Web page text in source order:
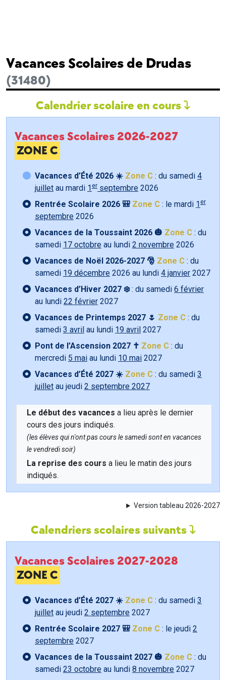
Vacances Scolaires de Drudas
(31480)
Calendrier scolaire en cours
Vacances Scolaires 2026-2027
ZONE C
Vacances d’Été 2026 ☀️ Zone C : du samedi 4
juillet au mardi 1 er septembre 2026
Rentrée Scolaire 2026 🎒 Zone C : le mardi 1 er
septembre 2026
Vacances de la Toussaint 2026 🎃 Zone C : du
samedi 17 octobre au lundi 2 novembre 2026
Vacances de Noël 2026-2027 🎅 Zone C : du
samedi 19 décembre 2026 au lundi 4 janvier 2027
Vacances d’Hiver 2027 ❄️: du samedi 6 février
au lundi 22 février 2027
Vacances de Printemps 2027 🌷 Zone C : du
samedi 3 avril au lundi 19 avril 2027
Pont de l’Ascension 2027 ✝️ Zone C : du
mercredi 5 mai au lundi 10 mai 2027
Vacances d’Été 2027 ☀️ Zone C : du samedi 3
juillet au jeudi 2 septembre 2027
Le début des vacances a lieu après le dernier
cours des jours indiqués.
(les élèves qui n'ont pas cours le samedi sont en vacances
le vendredi soir)
La reprise des cours a lieu le matin des jours
indiqués.
Version tableau 2026-2027
Calendriers scolaires suivants
Vacances Scolaires 2027-2028
ZONE C
Vacances d’Été 2027 ☀️ Zone C : du samedi 3
juillet au jeudi 2 septembre 2027
Rentrée Scolaire 2027 🎒 Zone C : le jeudi 2
septembre 2027
Vacances de la Toussaint 2027 🎃 Zone C : du
samedi 23 octobre au lundi 8 novembre 2027